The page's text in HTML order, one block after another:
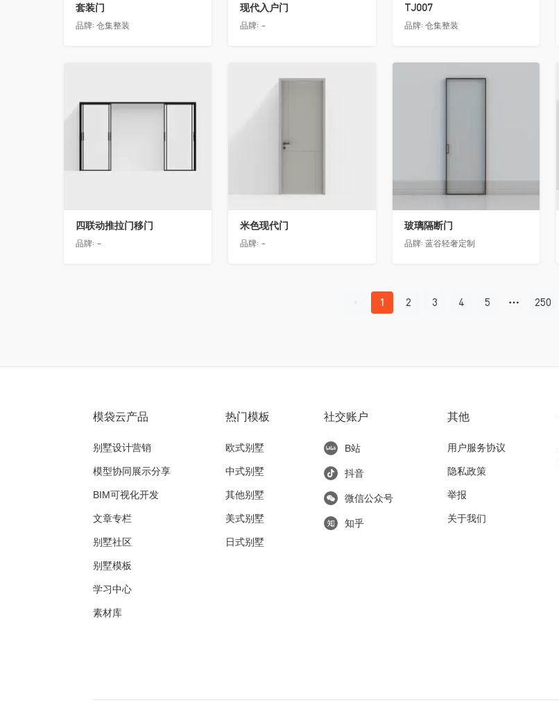
套装门
品牌: 仓集整装
现代入户门
品牌: -
TJ007
品牌: 仓集整装
四联动推拉门移门
品牌: -
米色现代门
品牌: -
玻璃隔断门
品牌: 蓝谷轻奢定制
1 2 3 4 5 250
模袋云产品
别墅设计营销
模型协同展示分享
BIM可视化开发
文章专栏
别墅社区
别墅模板
学习中心
素材库
热门模板
欧式别墅
中式别墅
其他别墅
美式别墅
日式别墅
社交账户
B站
抖音
微信公众号
知乎
其他
用户服务协议
隐私政策
举报
关于我们